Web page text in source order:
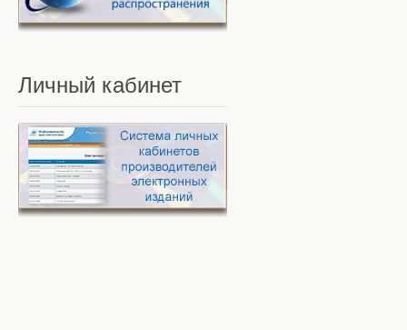
Личный кабинет